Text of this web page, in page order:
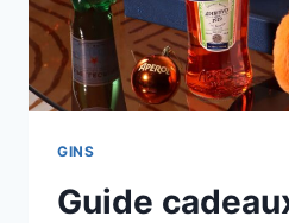
GINS
Guide